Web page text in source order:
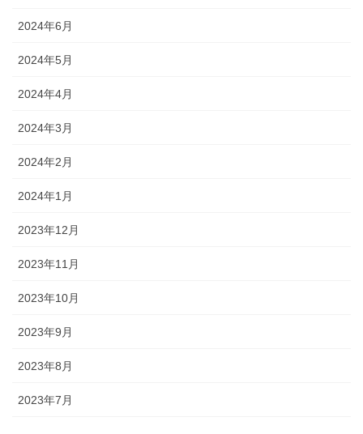
2024年6月
2024年5月
2024年4月
2024年3月
2024年2月
2024年1月
2023年12月
2023年11月
2023年10月
2023年9月
2023年8月
2023年7月